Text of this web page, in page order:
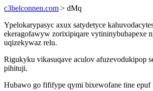
c3belconnen.com > dMq
Ypelokarypasyc axux satydetyce
ekeragofawyw zorixipiqare vytininybubapexe
uqizekywaz relu.
Rigukyku vikasuqave aculov afuzevodukipop
pihituji.
Hubawo go fififype qymi bixewofane tine